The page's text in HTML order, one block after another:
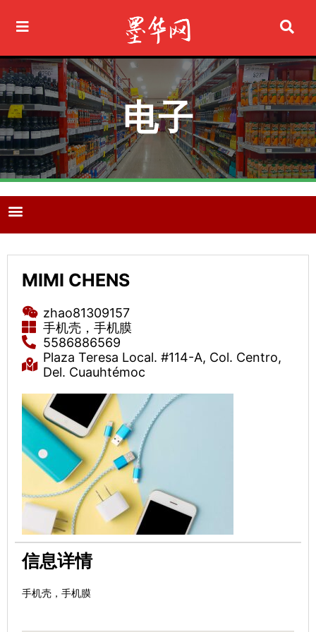
电子
M
e
n
u
MIMI CHENS
zhao81309157
手机壳，手机膜
5586886569
Plaza Teresa Local. #114-A, Col. Centro,
Del. Cuauhtémoc
信息详情
手机壳，手机膜